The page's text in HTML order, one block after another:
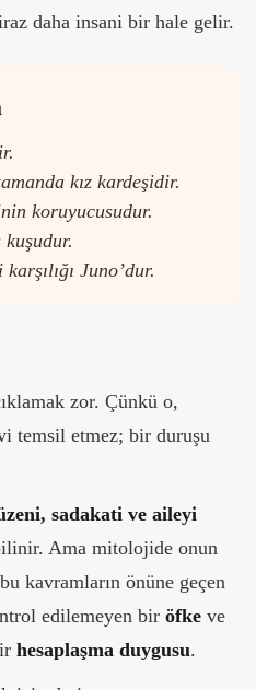
daha insani bir hale gelir.
kız kardeşidir.
koruyucusudur.
Juno’dur.
zor. Çünkü o,
temsil etmez; bir duruşu
sadakati ve aileyi
Ama mitolojide onun
kavramların önüne geçen
edilemeyen bir öfke ve
hesaplaşma duygusu.